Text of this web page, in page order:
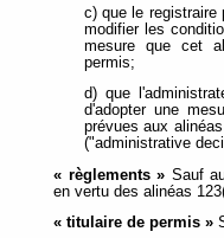
c) que le registraire
modifier les
mesure que cet
permis;
d) que
d'adopter une
prévues aux
("administrative
« règlements » Sauf
en vertu des alinéas
« titulaire de permis »